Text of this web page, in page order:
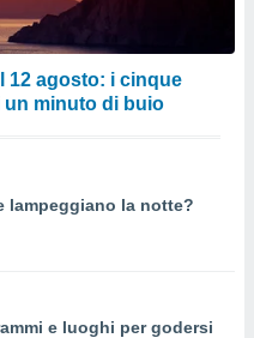
12 agosto: i cinque
un minuto di buio
lampeggiano la notte?
e luoghi per godersi